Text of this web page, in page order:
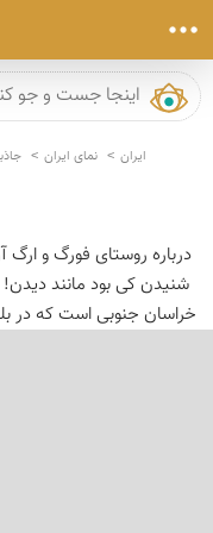
ایران نمای ایران
درباره روستای فورگ و
شنیدن کی بود مانند
خراسان جنوبی است که در